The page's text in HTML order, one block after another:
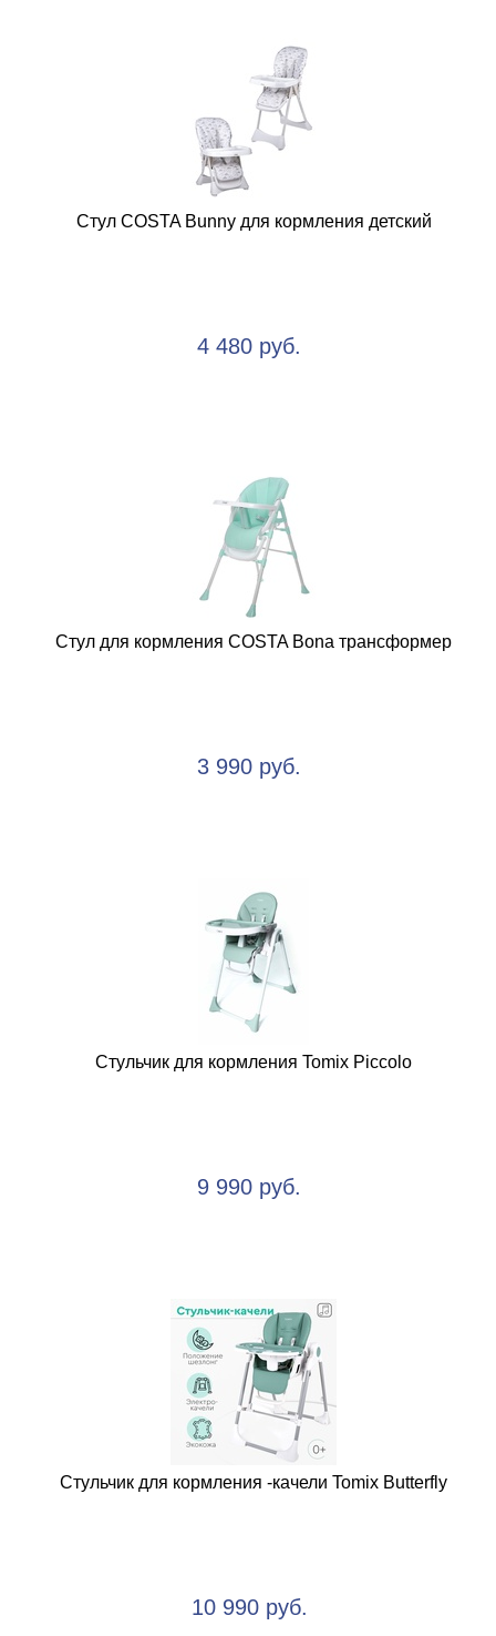
Стул COSTA Bunny для кормления детский
4 480 руб.
Стул для кормления COSTA Bona трансформер
3 990 руб.
Стульчик для кормления Tomix Piccolo
9 990 руб.
Стульчик для кормления -качели Tomix Butterfly
10 990 руб.